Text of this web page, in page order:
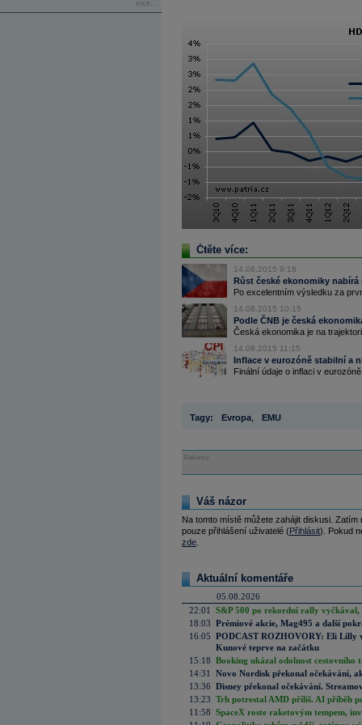
více...
Čtěte více:
14.08.2015 9:18
Růst české ekonomiky nabírá
Po excelentním výsledku za
14.08.2015 10:15
Podle ČNB je česká
Česká ekonomika je na
14.08.2015 11:15
Inflace v eurozóně stabilní a
Finální údaje o inflaci v
Tagy: Evropa EMU
Reklama
Váš názor
Na tomto místě můžete zahájit diskusi.
pouze přihlášení uživatelé (Přihlásit). Pokud
zde
Aktuální komentáře
05.08.2026
22:01
S&P 500 po rekordní rally vyčkával,
18:03 Prémiové akcie, Mag495 a další
16:05 PODCAST ROZHOVORY: Eli Lilly
Kunové teprve na začátku
15:18 Booking ukázal odolnost cestovního
14:31
Novo Nordisk překonal očekávání,
13:36 Disney překonal očekávání.
13:23 Trh potrestal AMD příliš. AI příběh
11:58 SpaceX roste raketovým tempem,